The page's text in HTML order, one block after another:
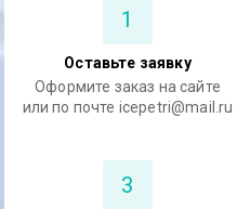
1
Оставьте заявку
Оформите заказ на сайте
или по почте icepetri@mail.ru
3